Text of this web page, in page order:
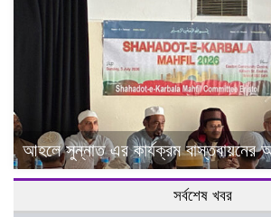
আহলে সুন্নাত এর কার্যক্রম বাস্তবায়নের
সর্বশেষ খবর